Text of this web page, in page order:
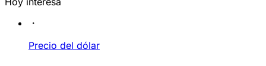
Precio del dólar